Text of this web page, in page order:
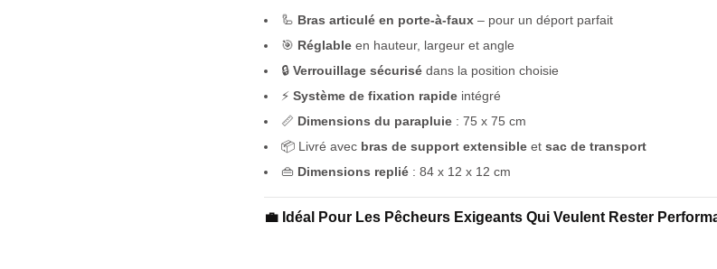
🦾 Bras articulé en porte-à-faux – pour un déport parfait
🎯 Réglable en hauteur, largeur et angle
🔒Verrouillage sécurisé dans la position choisie
⚡Système de fixation rapide intégré
📏 Dimensions du parapluie : 75 x 75 cm
📦 Livré avec bras de support extensible etsac de transport
👜 Dimensions replié : 84 x 12 x 12 cm
💼 Idéal Pour Les Pêcheurs Exigeants Qui Veulent Rester